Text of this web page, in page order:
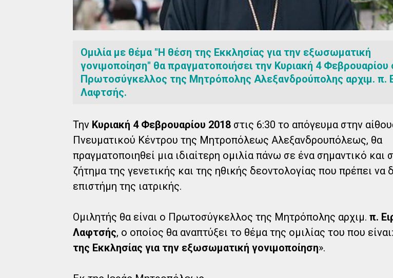
Ομιλία με θέμα "Η θέση της Εκκλησίας για την εξωσωματική
γονιμοποίηση" θα πραγματοποιήσει την Κυριακή 4 Φεβρουαρίου
Πρωτοσύγκελλος της Μητρόπολης Αλεξανδρούπολης αρχιμ. π.
Λαφτσής.
Την Κυριακή 4 Φεβρουαρίου 2018 στις 6:30 το απόγευμα στην
Πνευματικού Κέντρου της Μητροπόλεως Αλεξανδρουπόλεως, θα
πραγματοποιηθεί μια ιδιαίτερη ομιλία πάνω σε ένα σημαντικό και
ζήτημα της γενετικής και της ηθικής δεοντολογίας που πρέπει να
επιστήμη της ιατρικής.
Ομιλητής θα είναι ο Πρωτοσύγκελλος της Μητρόπολης αρχιμ. π.
Λαφτσής, ο οποίος θα αναπτύξει το θέμα της ομιλίας του που
της Εκκλησίας για την εξωσωματική γονιμοποίηση».